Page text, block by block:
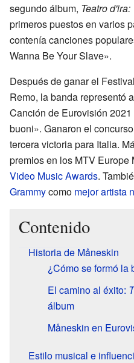
segundo álbum, Teatro d'ira:
primeros puestos en varios
contenía canciones
Wanna Be Your Slave».
Después de ganar el
Remo, la banda representó
Canción de Eurovisión
buoni». Ganaron el
tercera victoria para Italia.
premios en los MTV Europe
Video Music Awards.
Grammycomo mejor artista
Contenido
Historia de Måneskin
¿Cómo se formó la
El camino al éxito:
álbum
Måneskin en
Estilo musical e